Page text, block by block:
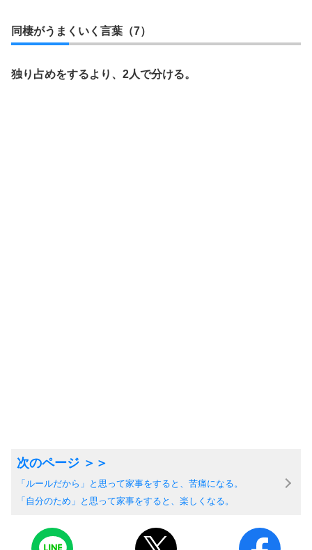
同棲がうまくいく言葉（7）
独り占めをするより、2人で分ける。
「ルールだから」と思って家事をすると、苦痛になる。
「自分のため」と思って家事をすると、楽しくなる。